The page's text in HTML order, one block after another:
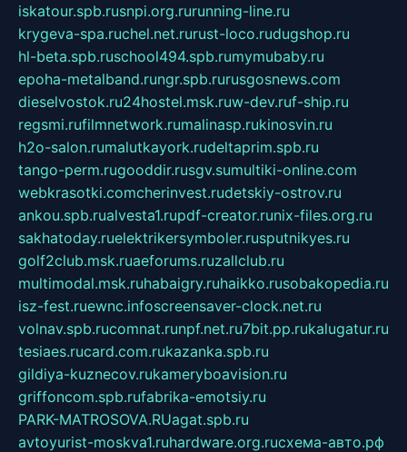
iskatour.spb.rusnpi.org.rurunning-line.ru
krygeva-spa.ruchel.net.rurust-loco.rudugshop.ru
hl-beta.spb.ruschool494.spb.rumymubaby.ru
epoha-metalband.rungr.spb.rurusgosnews.com
dieselvostok.ru24hostel.msk.ruw-dev.ruf-ship.ru
regsmi.rufilmnetwork.rumalinasp.rukinosvin.ru
h2o-salon.rumalutkayork.rudeltaprim.spb.ru
tango-perm.rugooddir.rusgv.sumultiki-online.com
webkrasotki.comcherinvest.rudetskiy-ostrov.ru
ankou.spb.rualvesta1.rupdf-creator.runix-files.org.ru
sakhatoday.ruelektrikersymboler.rusputnikyes.ru
golf2club.msk.ruaeforums.ruzallclub.ru
multimodal.msk.ruhabaigry.ruhaikko.rusobakopedia.ru
isz-fest.ruewnc.infoscreensaver-clock.net.ru
volnav.spb.rucomnat.runpf.net.ru7bit.pp.rukalugatur.ru
tesiaes.rucard.com.rukazanka.spb.ru
gildiya-kuznecov.rukameryboavision.ru
griffoncom.spb.rufabrika-emotsiy.ru
PARK-MATROSOVA.RUagat.spb.ru
avtoyurist-moskva1.ruhardware.org.ruсхема-авто.рф